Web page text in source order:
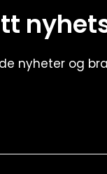
nyheter og